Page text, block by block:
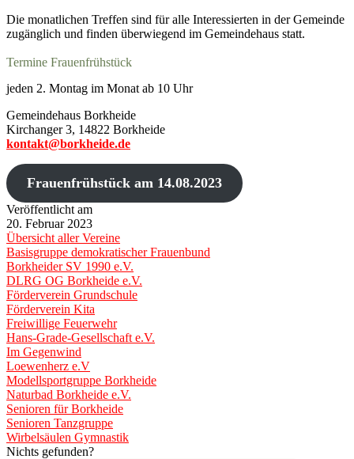
Die monatlichen Treffen sind für alle Interessierten in der Gemeinde
zugänglich und finden überwiegend im Gemeindehaus statt.
Termine Frauenfrühstück
jeden 2. Montag im Monat ab 10 Uhr
Gemeindehaus Borkheide
Kirchanger 3, 14822 Borkheide
kontakt@borkheide.de
Frauenfrühstück am 14.08.2023
Veröffentlicht am
20. Februar 2023
Übersicht aller Vereine
Basisgruppe demokratischer Frauenbund
Borkheider SV 1990 e.V.
DLRG OG Borkheide e.V.
Förderverein Grundschule
Förderverein Kita
Freiwillige Feuerwehr
Hans-Grade-Gesellschaft e.V.
Im Gegenwind
Loewenherz e.V
Modellsportgruppe Borkheide
Naturbad Borkheide e.V.
Senioren für Borkheide
Senioren Tanzgruppe
Wirbelsäulen Gymnastik
Nichts gefunden?